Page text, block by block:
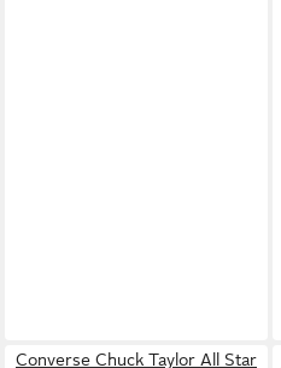
Converse Chuck Taylor All Star